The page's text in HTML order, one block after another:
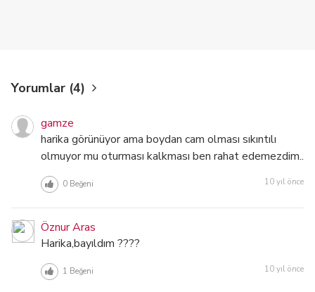
Yorumlar (4)
gamze
harika görünüyor ama boydan cam olması sıkıntılı
olmuyor mu oturması kalkması ben rahat edemezdim..
0Beğeni 10 yıl önce
Öznur Aras
Harika,bayıldım ????
1 Beğeni 10 yıl önce